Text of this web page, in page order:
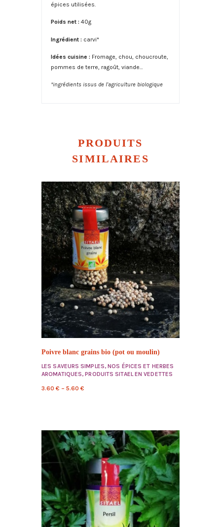
épices utilisées.
Poids net : 40g
Ingrédient : carvi*
Idées cuisine : Fromage, chou, choucroute,
pommes de terre, ragoût, viande…
*ingrédients issus de l’agriculture biologique
PRODUITS
SIMILAIRES
Poivre blanc grains bio (pot ou moulin)
LES SAVEURS SIMPLES,NOS ÉPICES ET HERBES
AROMATIQUES,PRODUITS SITAEL EN VEDETTES
3.60 € – 5.60 €